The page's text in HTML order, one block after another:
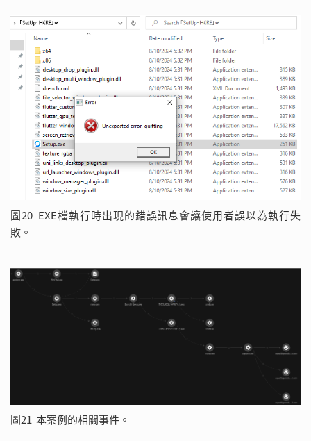
圖20 EXE檔執行時出現的錯誤訊息會讓使用者誤以為執行失
敗。
圖21 本案例的相關事件。